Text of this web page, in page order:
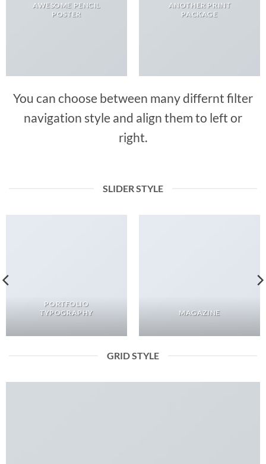
AWESOME PENCIL
POSTER
ANOTHER PRINT
PACKAGE
You can choose between many differnt filter
navigation style and align them to left or
right.
SLIDER STYLE
PORTFOLIO
TYPOGRAPHY
MAGAZINE
GRID STYLE